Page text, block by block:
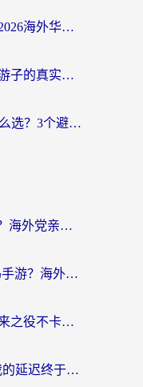
在国外怎么用虎牙不卡顿？2026海外华人亲测有效的回国加速器选择指南
斧牛和加速喵好用吗？海外游子的真实选择困境
马来西亚留学生回国VPN怎么选？3个避坑点+1款实测好用的加速器推荐
Sky光·遇在国外怎么加速玩？海外党亲测有效的国服游戏加速指南
在欧洲能玩天下-异兽山海吗手游？海外玩家的加速器生存指南
在欧洲怎么打绝地求生：未来之役不卡？留学生亲测的加速器避坑指南
人在美国玩BanG加速器，我的延迟终于绿了